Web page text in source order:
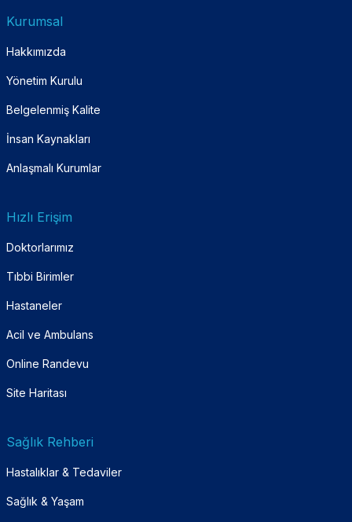
Kurumsal
Hakkımızda
Yönetim Kurulu
Belgelenmiş Kalite
İnsan Kaynakları
Anlaşmalı Kurumlar
Hızlı Erişim
Doktorlarımız
Tıbbi Birimler
Hastaneler
Acil ve Ambulans
Online Randevu
Site Haritası
Sağlık Rehberi
Hastalıklar & Tedaviler
Sağlık & Yaşam